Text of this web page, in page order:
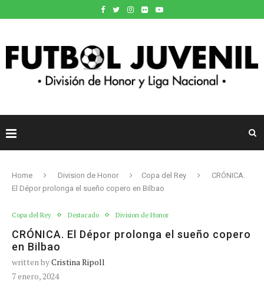
Home Division de Honor Copa del Rey
CRÓNICA.
El Dépor prolonga el sueño copero en Bilbao
Copa del Rey Destacado Division de Honor
CRÓNICA. El Dépor prolonga el sueño copero
en Bilbao
written byCristina Ripoll
7 enero, 2024